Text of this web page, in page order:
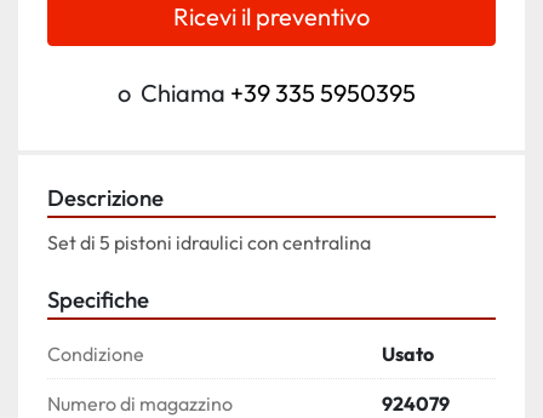
Ricevi il preventivo
o Chiama +39 335 5950395
Descrizione
Set di 5 pistoni idraulici con centralina
Specifiche
Condizione Usato
Numero di magazzino 924079